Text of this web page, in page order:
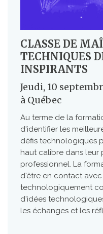
CLASSE DE
TECHNIQUES
INSPIRANTS
Jeudi, 10
à Québec
Au terme de la
d'identifier les
défis technologiques
haut calibre dans
professionnel. La
d'être en contact
technologiquement
d'idées
les échanges et les